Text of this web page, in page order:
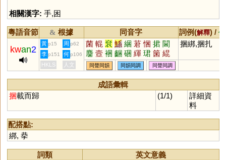
相關漢字: 手,困
粵語音節 & 根據 同音字 詞例(解釋) /
kwan2
黃 p15 周 p62 菌 輥 袞 鯀 綑 莙 悃 捃 閫
麕 壼 裍 齫 硱 緷 珺 箘 緄
攗 稛 梱
捆綁,捆扎
李 p151 何 p106
HKLS 人文 同聲同韻 同韻同調 同聲同調
成語彙輯
捆載而歸 (1/1)
詳細資
料
配搭點:
綁, 拲
詞類
英文意義